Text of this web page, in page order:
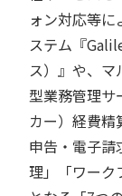
ォン対応等に
ステム『
ス）』や、マ
型業務管理サ
カー）経費
申告・電子請
理」「ワーク